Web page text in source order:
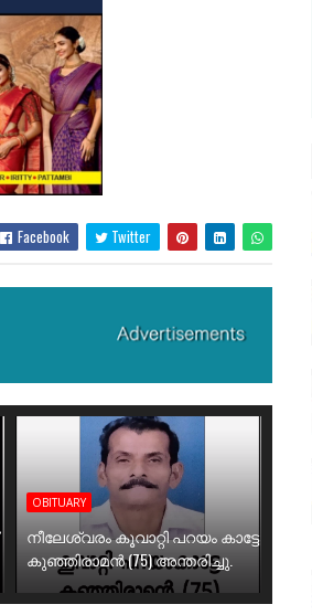
Facebook Twitter
OBITUARY
നീലേശ്വരം കൂവാറ്റി പറയം കാട്ടേ
കുഞ്ഞിരാമൻ (75) അന്തരിച്ചു.